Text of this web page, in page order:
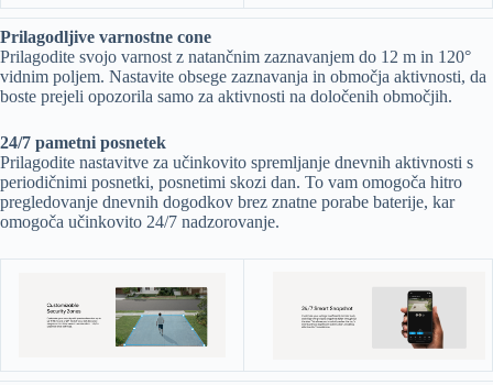
Prilagodljive varnostne cone
Prilagodite svojo varnost z natančnim zaznavanjem do 12 m in 120°
vidnim poljem. Nastavite obsege zaznavanja in območja aktivnosti, da
boste prejeli opozorila samo za aktivnosti na določenih območjih.
24/7 pametni posnetek
Prilagodite nastavitve za učinkovito spremljanje dnevnih aktivnosti s
periodičnimi posnetki, posnetimi skozi dan. To vam omogoča hitro
pregledovanje dnevnih dogodkov brez znatne porabe baterije, kar
omogoča učinkovito 24/7 nadzorovanje.